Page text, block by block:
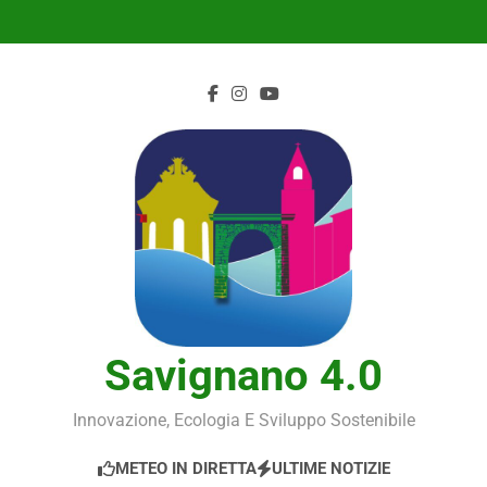
Savignano 4.0
Innovazione, Ecologia E Sviluppo Sostenibile
METEO IN DIRETTA ULTIME NOTIZIE